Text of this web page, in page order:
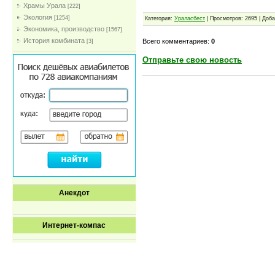
Храмы Урала [222]
Экология [1254]
Экономика, производство [1567]
История комбината [3]
Анекдот
Интернет-компас
Категория: Ураласбест | Просмотров: 2695 |
Всего комментариев: 0
Отправьте свою новость